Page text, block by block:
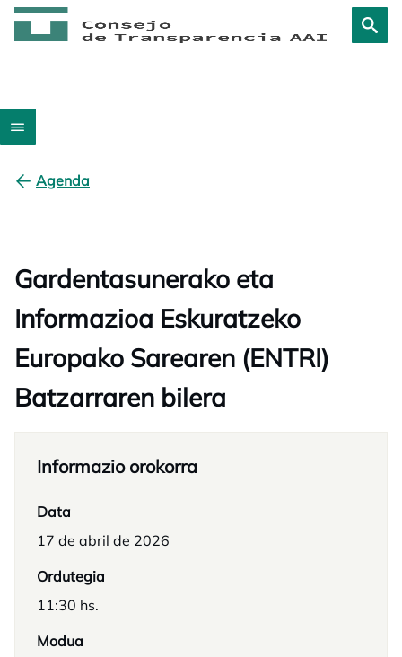
Agenda
Gardentasunerako eta
Informazioa Eskuratzeko
Europako Sarearen (ENTRI)
Batzarraren bilera
Informazio orokorra
Data
17 de abril de 2026
Ordutegia
11:30 hs.
Modua